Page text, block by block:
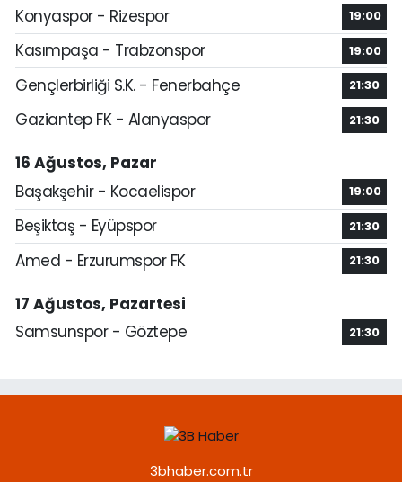
Konyaspor - Rizespor
19:00
Kasımpaşa - Trabzonspor 19:00
Gençlerbirliği S.K. - Fenerbahçe 21:30
Gaziantep FK - Alanyaspor 21:30
16 Ağustos, Pazar
Başakşehir - Kocaelispor
19:00
Beşiktaş - Eyüpspor 21:30
Amed - Erzurumspor FK 21:30
17 Ağustos, Pazartesi
Samsunspor - Göztepe
21:30
3bhaber.com.tr